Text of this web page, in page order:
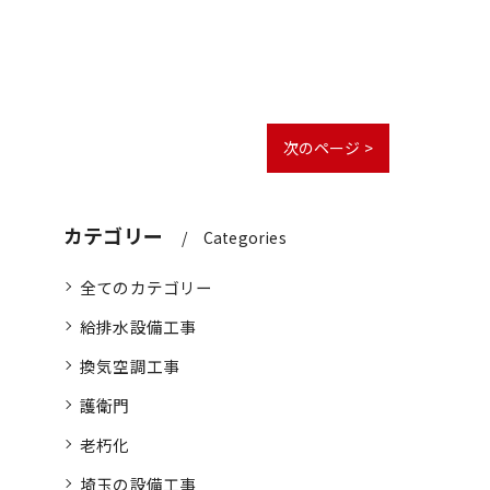
次のページ >
カテゴリー Categories
全てのカテゴリー
給排水設備工事
換気空調工事
護衛門
老朽化
埼玉の設備工事